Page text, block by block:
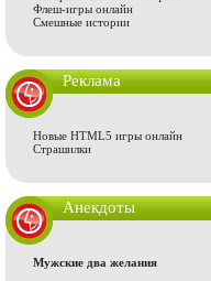
Флеш-игры онлайн
Смешные истории
Реклама
Новые HTML5 игры онлайн
Страшилки
Анекдоты
Мужские два желания